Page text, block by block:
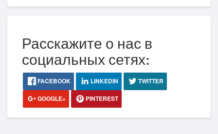
Расскажите о нас в
социальных сетях:
FACEBOOK LINKEDIN
TWITTER
GOOGLE+
PINTEREST